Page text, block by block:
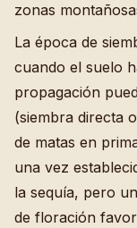
zonas
La época de
cuando el suelo
propagación
(siembra directa
de matas en
una vez
la sequía, pero
de floración